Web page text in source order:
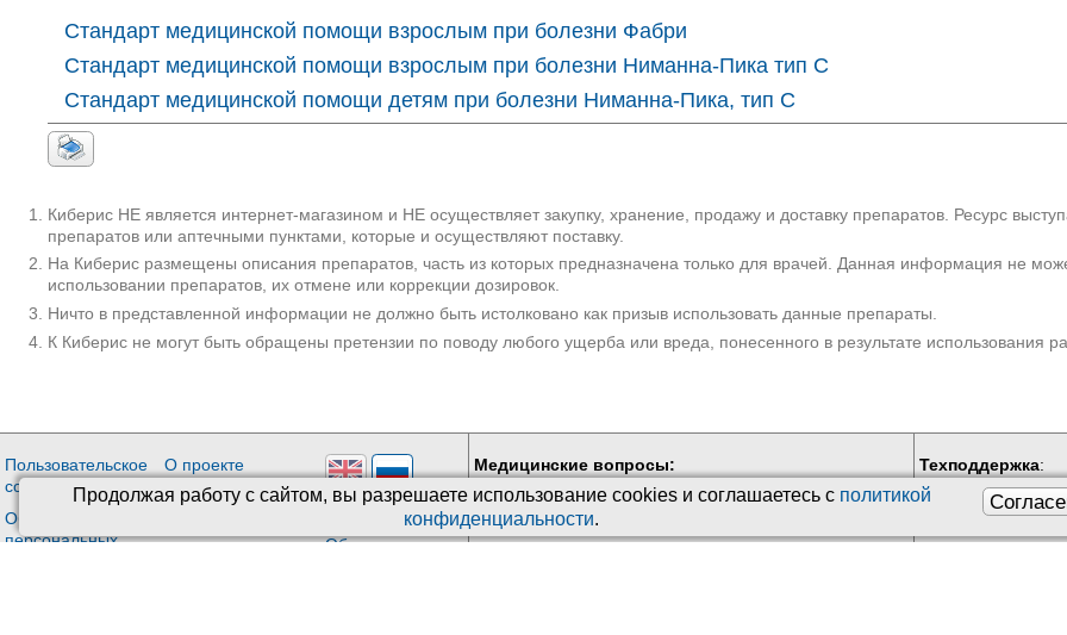
Продолжая работу с сайтом, вы разрешаете использование сookies и соглашаетесь с политикой
конфиденциальности.
Стандарт медицинской помощи взрослым при болезни Фабри
Стандарт медицинской помощи взрослым при болезни Ниманна-Пика тип С
Стандарт медицинской помощи детям при болезни Ниманна-Пика, тип C
Киберис НЕ является интернет-магазином и НЕ осуществляет закупку, хранение, продажу и доставку препаратов. Ресурс
препаратов или аптечными пунктами, которые и осуществляют поставку.
На Киберис размещены описания препаратов, часть из которых предназначена только для врачей. Данная информация не
использовании препаратов, их отмене или коррекции дозировок.
Ничто в представленной информации не должно быть истолковано как призыв использовать данные препараты.
К Киберис не могут быть обращены претензии по поводу любого ущерба или вреда, понесенного в результате использования
Пользовательское
соглашение
Обработка
персональных
О проекте
Киберис
Версия: 4.9
Обновления
Медицинские вопросы:
Врачебные консультации
Техподдержка:
Обратная связь